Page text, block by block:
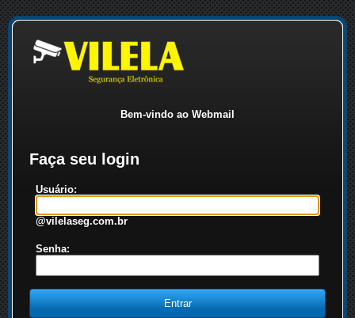
Bem-vindo ao Webmail
Faça seu login
Usuário:
@vilelaseg.com.br
Senha: